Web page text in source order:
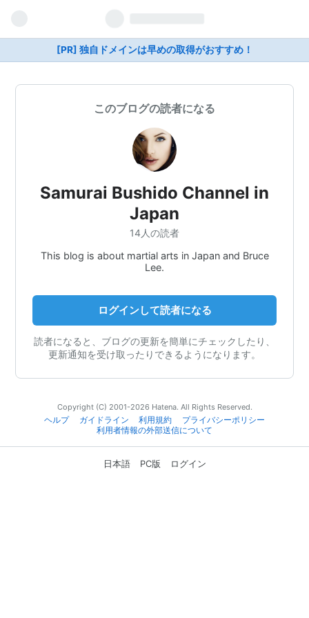
[PR] 独自ドメインは早めの取得がおすすめ！
このブログの読者になる
Samurai Bushido Channel in
Japan
14人の読者
This blog is about martial arts in Japan and Bruce
Lee.
ログインして読者になる
読者になると、ブログの更新を簡単にチェックしたり、
更新通知を受け取ったりできるようになります。
Copyright (C) 2001-2026 Hatena. All Rights Reserved.
ヘルプ
ガイドライン 利用規約
プライバシーポリシー
利用者情報の外部送信について
日本語 PC版 ログイン